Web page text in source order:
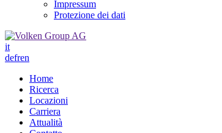
Impressum
Protezione dei dati
it
defren
Home
Ricerca
Locazioni
Carriera
Attualità